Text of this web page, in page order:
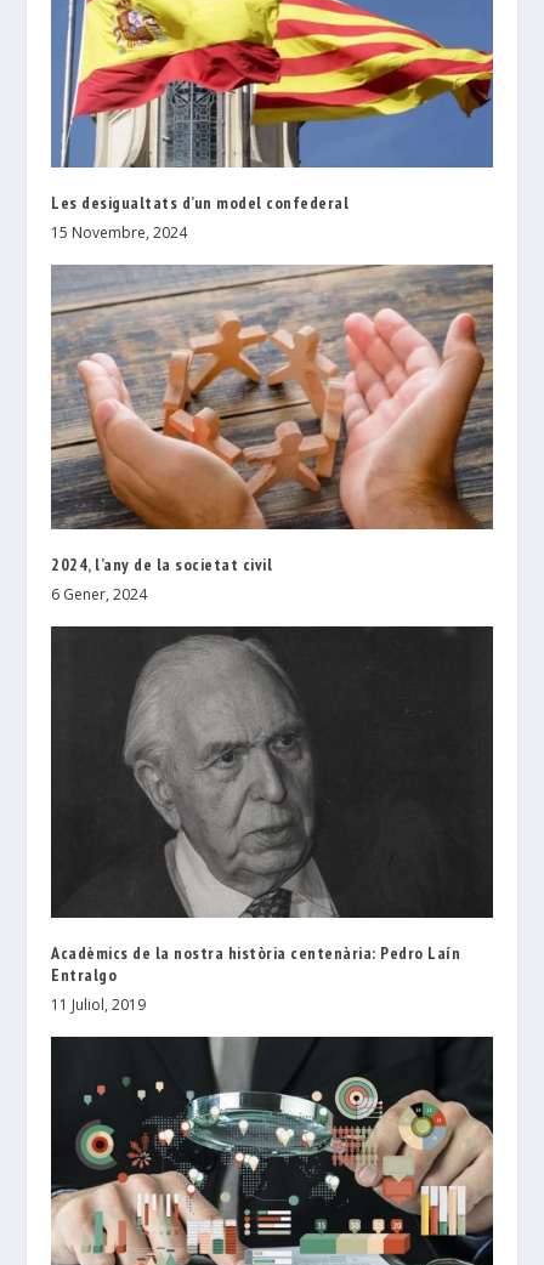
Les desigualtats d’un model confederal
15 Novembre, 2024
2024, l’any de la societat civil
6 Gener, 2024
Acadèmics de la nostra història centenària: Pedro Laín
Entralgo
11 Juliol, 2019